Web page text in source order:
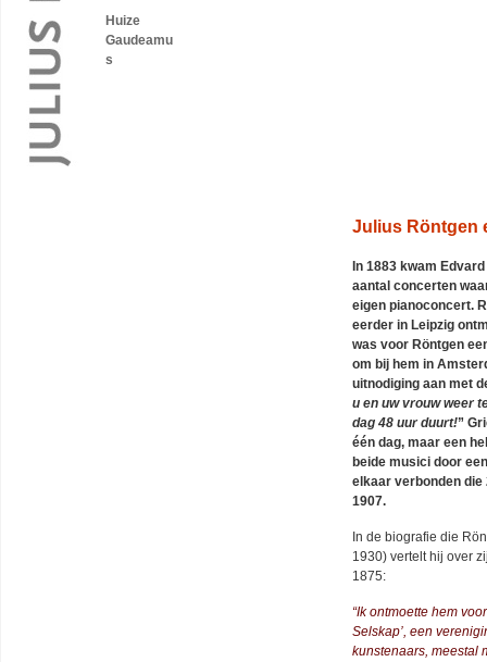
Huize
Gaudeamu
s
Julius Röntgen
In 1883 kwam
aantal concerten
eigen pianoconcert.
eerder in Leipzig
was voor Röntgen
om bij hem in
uitnodiging aan met
u en uw vrouw weer
dag 48 uur duurt!”
één dag, maar een
beide musici door
elkaar verbonden die
1907.
In de biografie die
1930) vertelt hij over
1875:
“Ik ontmoette hem
Selskap’, een
kunstenaars, meestal